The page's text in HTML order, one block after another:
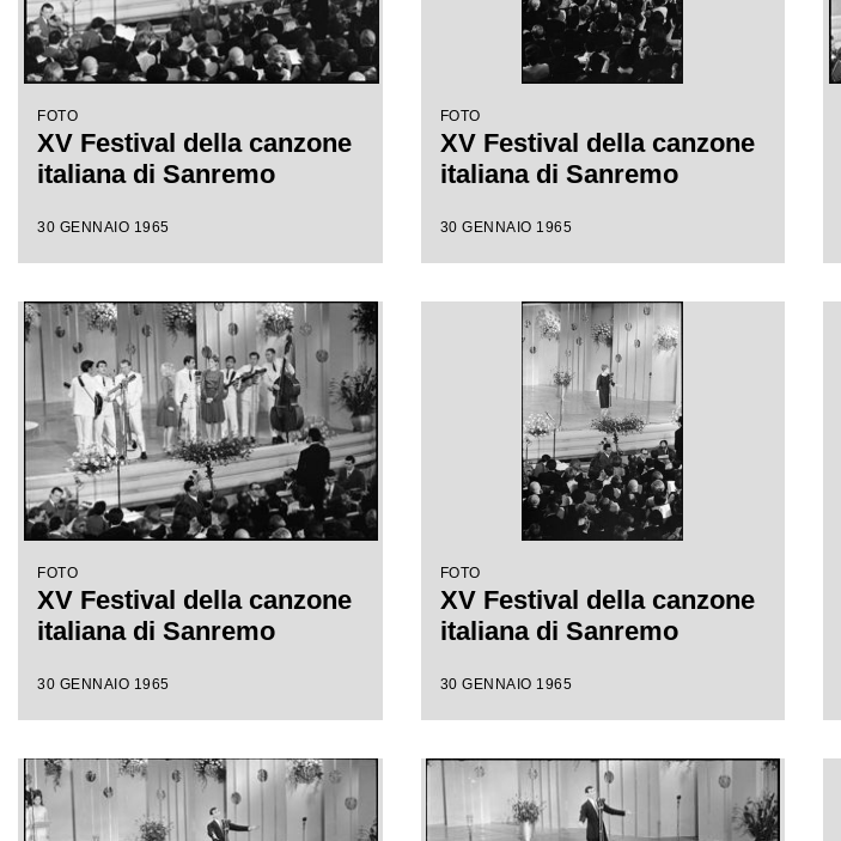
FOTO
XV Festival della canzone
italiana di Sanremo
30 GENNAIO 1965
FOTO
XV Festival della canzone
italiana di Sanremo
30 GENNAIO 1965
FOTO
XV Festival della canzone
italiana di Sanremo
30 GENNAIO 1965
FOTO
XV Festival della canzone
italiana di Sanremo
30 GENNAIO 1965